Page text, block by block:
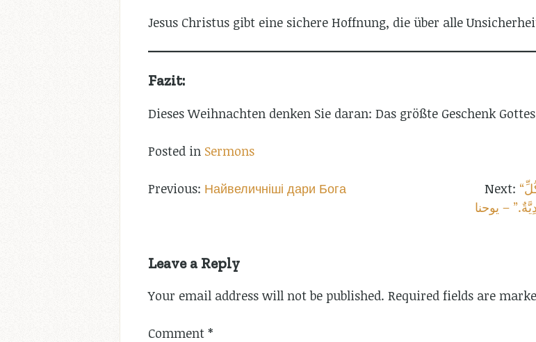
Jesus Christus gibt eine sichere Hoffnung, die über alle
Fazit:
Dieses Weihnachten denken Sie daran: Das größte Geschenk
Posted in Sermons
Post
Найвеличніші дари Бога
“فَإِنَّ اللّهَ أَحَبَّ الْعَالَمَ حَتَّى بَذَلَ ابْنَهُ الْوَحِيدَ، لِيَكُونَ لِكُلِّ
– يوحنا
Leave a Reply
Your email address will not be published. Required fields are
Comment *